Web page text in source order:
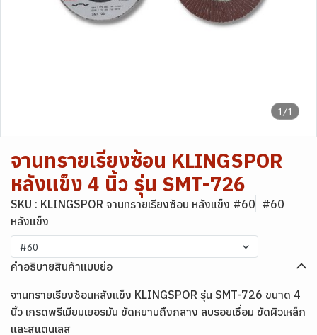
1/1
จานทรายเรียงซ้อน KLINGSPOR
หลังแข็ง 4 นิ้ว รุ่น SMT-726
SKU : KLINGSPOR จานทรายเรียงซ้อน หลังแข็ง #60 #60
หลังแข็ง
#60
คำอธิบายสินค้าแบบย่อ
จานทรายเรียงซ้อนหลังแข็ง KLINGSPOR รุ่น SMT-726 ขนาด 4
นิ้ว เกรดพรีเมียมเยอรมัน ขัดหยาบถึงกลาง ลบรอยเชื่อม ขัดผิวเหล็ก
และสแตนเลส